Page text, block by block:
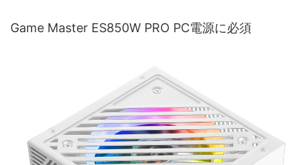
Game Master ES850W PRO PC電源に必須